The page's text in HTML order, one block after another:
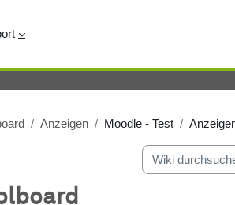
Anzeigen Moodle - Test
Wiki durchsuchen